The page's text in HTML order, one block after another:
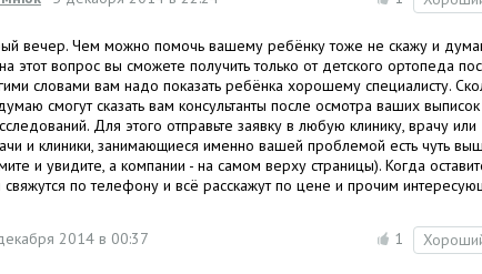
вечер. Чем можно помочь вашему ребёнку тоже не скажу и
этот вопрос вы сможете получить только от детского ортопеда
словами вам надо показать ребёнка хорошему специалисту.
смогут сказать вам консультанты после осмотра ваших
Для этого отправьте заявку в любую клинику, врачу или
и клиники, занимающиеся именно вашей проблемой есть чуть
и увидите, а компании - на самом верху страницы). Когда
свяжутся по телефону и всё расскажут по цене и прочим
1
2014 в 00:37